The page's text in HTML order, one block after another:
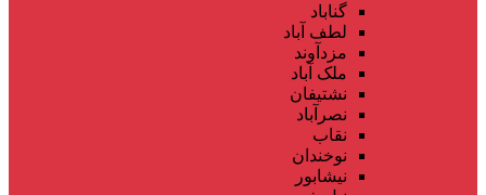
گناباد
لطف آباد
مزدآوند
ملک آباد
نشتیفان
نصرآباد
نقاب
نوخندان
نیشابور